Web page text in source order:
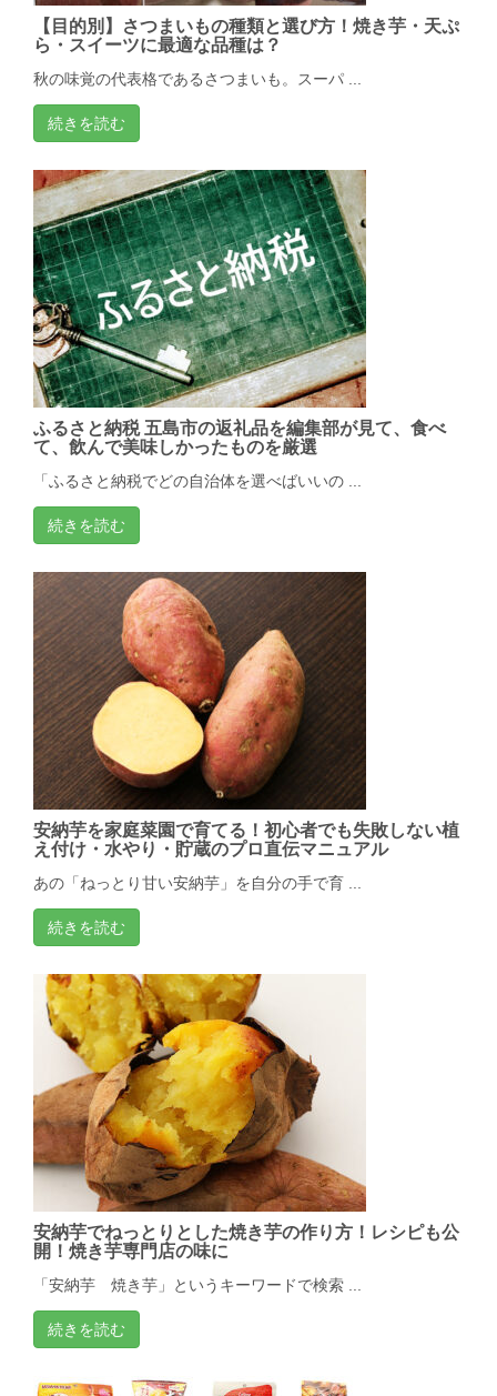
【目的別】さつまいもの種類と選び方！焼き芋・天ぷ
ら・スイーツに最適な品種は？
秋の味覚の代表格であるさつまいも。スーパ ...
続きを読む
ふるさと納税 五島市の返礼品を編集部が見て、食べ
て、飲んで美味しかったものを厳選
「ふるさと納税でどの自治体を選べばいいの ...
続きを読む
安納芋を家庭菜園で育てる！初心者でも失敗しない植
え付け・水やり・貯蔵のプロ直伝マニュアル
あの「ねっとり甘い安納芋」を自分の手で育 ...
続きを読む
安納芋でねっとりとした焼き芋の作り方！レシピも公
開！焼き芋専門店の味に
「安納芋 焼き芋」というキーワードで検索 ...
続きを読む